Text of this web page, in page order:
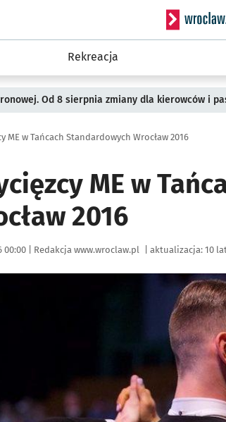
Serwis
Rekreacja
Od 8 sierpnia zmiany dla kierowców i
ME w Tańcach Standardowych Wrocław 2016
ME w
2016
00:00 | Autor:
Redakcja www.wroclaw.pl aktualizacja: 10